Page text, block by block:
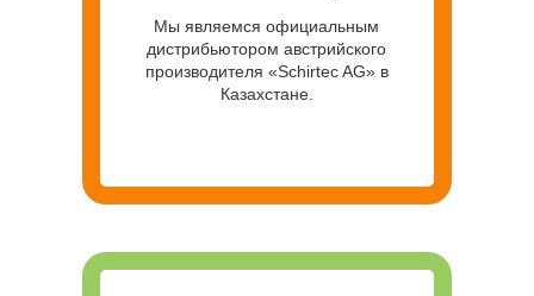
Мы являемся официальным
дистрибьютором австрийского
производителя «Schirtec AG» в
Казахстане.